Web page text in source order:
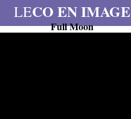
LECO EN IMAGE
Full Moon